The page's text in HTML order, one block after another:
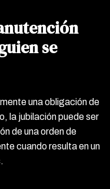
se
una obligación de
la jubilación puede ser
de una orden de
cuando resulta en un